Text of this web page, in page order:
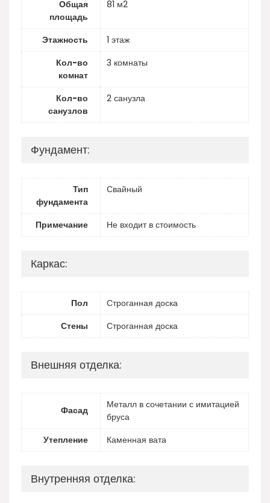
Общая
площадь
81 м2
Этажность
1 этаж
Кол-во
комнат
3 комнаты
Кол-во
санузлов
2 санузла
Фундамент:
Тип
фундамента
Свайный
Примечание Не входит в стоимость
Каркас:
Пол
Строганная доска
Стены
Строганная доска
Внешняя отделка:
Фасад
Металл в сочетании с имитацией
бруса
Утепление
Каменная вата
Внутренняя отделка: